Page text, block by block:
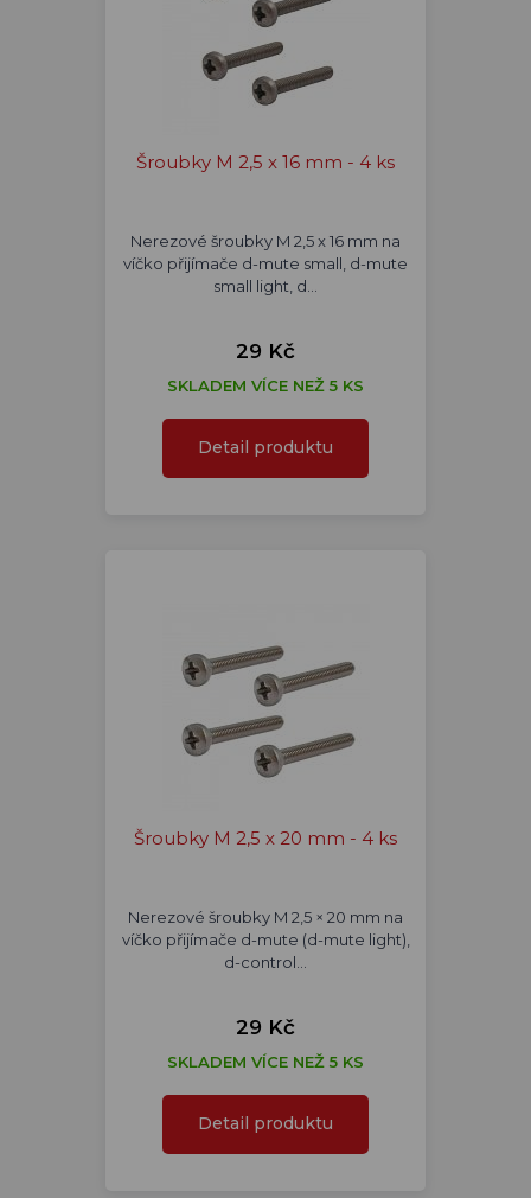
Šroubky M 2,5 x 16 mm - 4 ks
Nerezové šroubky M 2,5 x 16 mm na
víčko přijímače d-mute small, d-mute
small light, d…
29 Kč
SKLADEM VÍCE NEŽ 5 KS
Detail produktu
Šroubky M 2,5 x 20 mm - 4 ks
Nerezové šroubky M 2,5 × 20 mm na
víčko přijímače d-mute (d-mute light),
d-control…
29 Kč
SKLADEM VÍCE NEŽ 5 KS
Detail produktu